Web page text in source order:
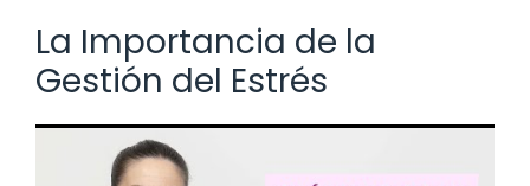
La Importancia de la
Gestión del Estrés